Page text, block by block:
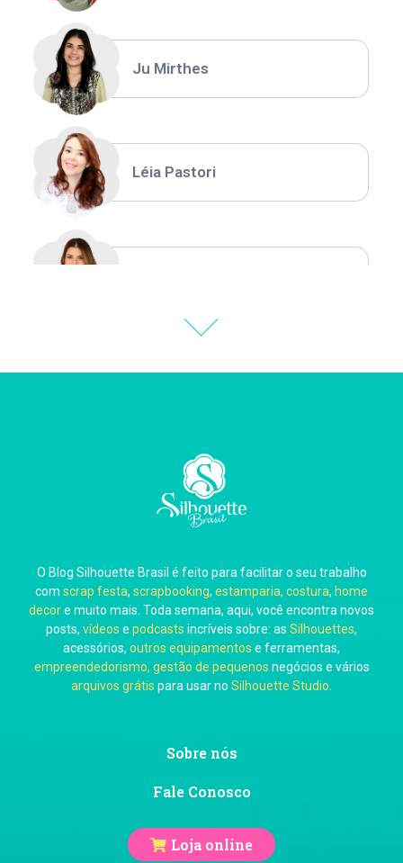
Ju Mirthes
Léia Pastori
Thiara Ney
Carla Eschberger
Carol Pessoa
Ju Mirthes
O Blog Silhouette Brasil é feito para facilitar o seu trabalho
com scrap festa, scrapbooking, estamparia, costura, home
decore muito mais. Toda semana, aqui, você encontra novos
posts, vídeos e podcasts incríveis sobre: as Silhouettes,
acessórios, outros equipamentos e ferramentas,
empreendedorismo, gestão de pequenos negócios e vários
arquivos grátis para usar no Silhouette Studio
Sobre nós
Fale Conosco
Loja online